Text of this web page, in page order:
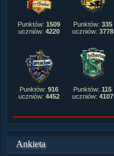
Punktów: 1509
uczniów: 4220
Punktów: 335
uczniów: 3778
Punktów: 916
uczniów: 4452
Punktów: 115
uczniów: 4107
Ankieta